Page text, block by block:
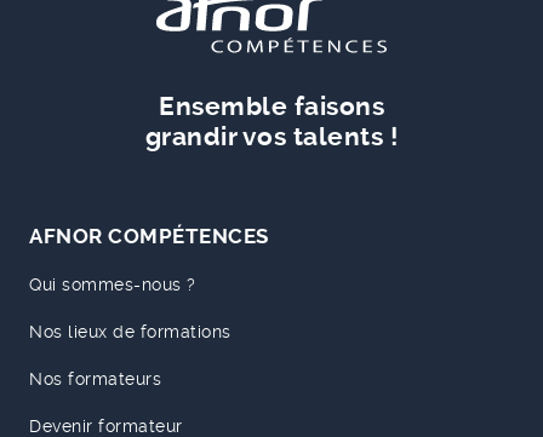
Ensemble faisons
grandir vos talents !
AFNOR COMPÉTENCES
Qui sommes-nous ?
Nos lieux de formations
Nos formateurs
Devenir formateur